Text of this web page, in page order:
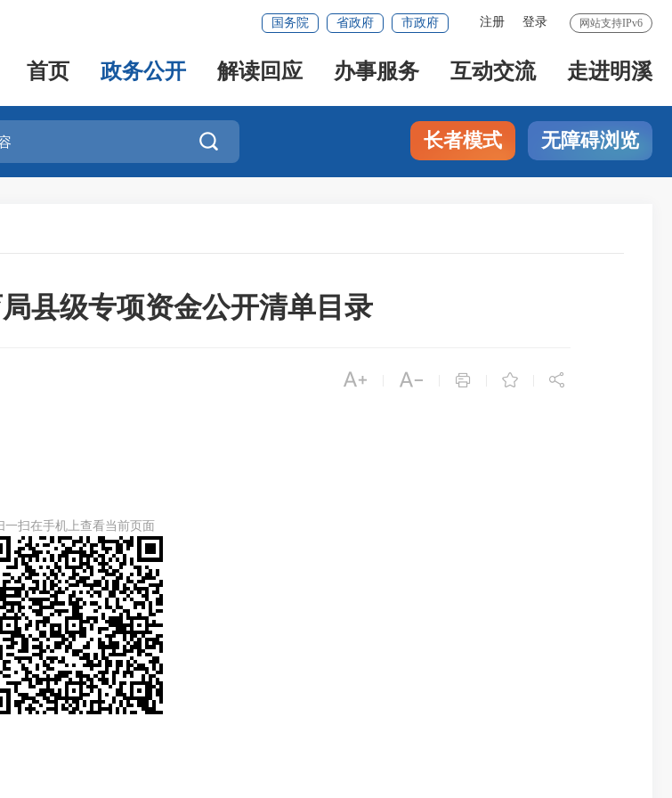
网站支持IPv6
注册 登录
国务院 省政府 市政府
首页 政务公开 解读回应 办事服务 互动交流 走进明溪
 长者模式 无障碍浏览
县级专项资金公开清单目录
    
一扫在手机上查看当前页面